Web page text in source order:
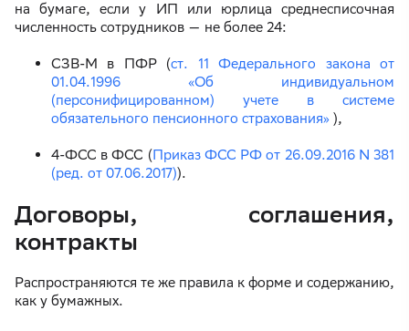
на бумаге, если у ИП или юрлица среднесписочная
численность сотрудников — не более 24:
СЗВ-М в ПФР (ст. 11 Федерального закона от
01.04.1996 «Об индивидуальном
(персонифицированном) учете в системе
обязательного пенсионного страхования» ),
4-ФСС в ФСС (Приказ ФСС РФ от 26.09.2016 N 381
(ред. от 07.06.2017)).
Договоры, соглашения,
контракты
Распространяются те же правила к форме и содержанию,
как у бумажных.